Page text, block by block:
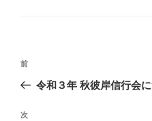
投
ビ
前
の
稿
前
令和３年 秋彼岸信行会
次
次